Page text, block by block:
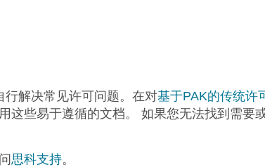
解决常见许可问题。在对基于PAK的传统许
这些易于遵循的文档。 如果您无法找到需要
思科支持。